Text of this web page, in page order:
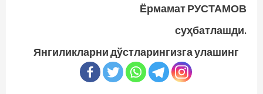
Ёрмамат РУСТАМОВ
суҳбатлашди.
Янгиликларни дўстларингизга улашинг